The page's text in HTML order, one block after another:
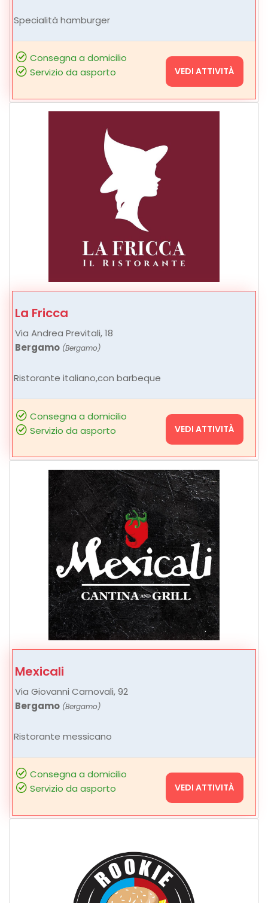
Specialità hamburger
Consegna a domicilio
Servizio da asporto
VEDI ATTIVITÀ
La Fricca
Via Andrea Previtali, 18
Bergamo (Bergamo)
Ristorante italiano,con barbeque
Consegna a domicilio
Servizio da asporto
VEDI ATTIVITÀ
Mexicali
Via Giovanni Carnovali, 92
Bergamo (Bergamo)
Ristorante messicano
Consegna a domicilio
Servizio da asporto
VEDI ATTIVITÀ